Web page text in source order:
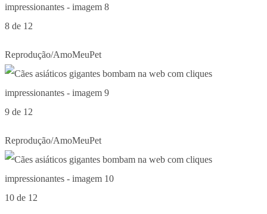
8 de 12
Reprodução/AmoMeuPet
9 de 12
Reprodução/AmoMeuPet
10 de 12